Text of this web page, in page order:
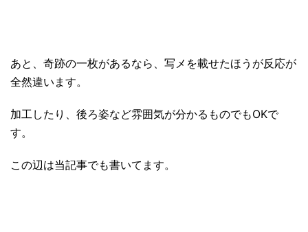
あと、奇跡の一枚があるなら、写メを載せたほうが反応が
全然違います。
加工したり、後ろ姿など雰囲気が分かるものでもOKで
す。
この辺は当記事でも書いてます。